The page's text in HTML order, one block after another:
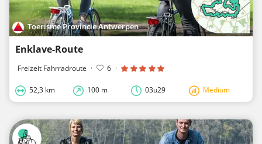
Toerisme Provincie Antwerpen
Enklave-Route
Freizeit Fahrradroute · 6 ·
52,3 km 100 m 03u29 Medium